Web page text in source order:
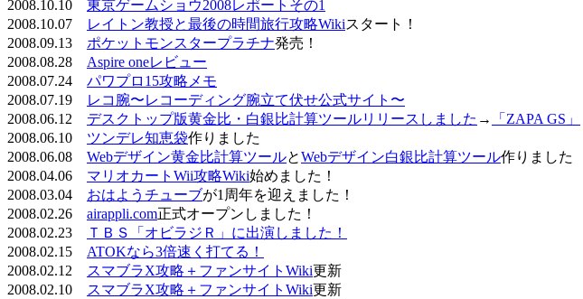
2008.10.10 東京ゲームショウ2008レポートその1
2008.10.07
レイトン教授と最後の時間旅行攻略Wikiスタート！
2008.09.13 ポケットモンスタープラチナ発売！
2008.08.28 Aspire oneレビュー
2008.07.24 パワプロ15攻略メモ
2008.07.19
レコ腕〜レコーディング腕立て伏せ公式サイト〜
2008.06.12 デスクトップ版黄金比・白銀比計算ツールリリースしました →
「ZAPA GS」
2008.06.10 ツンデレ知恵袋作りました
2008.06.08 Webデザイン黄金比計算ツールとWebデザイン白銀比計算ツール作りました
2008.04.06 マリオカートWii攻略Wiki始めました！
2008.03.04 おはようチューブが1周年を迎えました！
2008.02.26 airappli.com正式オープンしました！
2008.02.23
ＴＢＳ「オビラジＲ」に出演しました！
2008.02.15 ATOKなら3倍速く打てる！
2008.02.12
スマブラX攻略＋ファンサイトWiki更新
2008.02.10
スマブラX攻略＋ファンサイトWiki更新